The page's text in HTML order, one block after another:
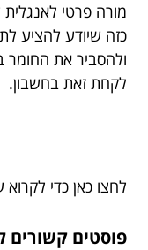
מורה פרטי
כזה שיודע להציע
ולהסביר את החומר
לקחת זאת בחשבון.
לחצו כאן כדי לקרוא
פוסטים קשורים